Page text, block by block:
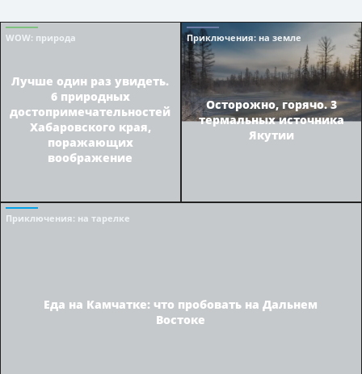
WOW: природа
Лучше один раз увидеть.
6 природных
достопримечательностей
Хабаровского края,
поражающих
воображение
Приключения: на земле
Осторожно, горячо. 3
термальных источника
Якутии
Приключения: на тарелке
Еда на Камчатке: что пробовать на Дальнем
Востоке